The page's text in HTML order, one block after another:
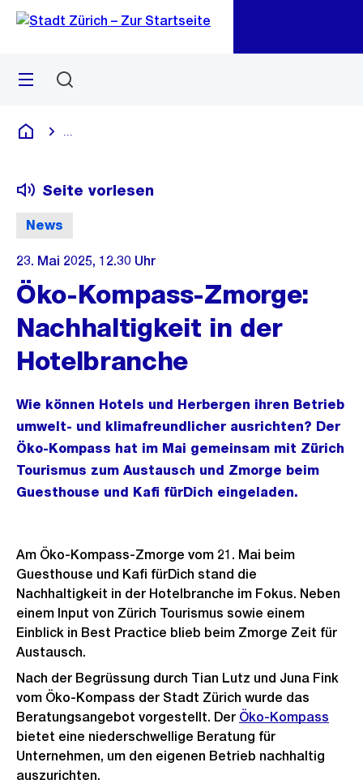
Navigation
Sprunglink
Menü
Deutsch
News
Seite vorlesen
23. Mai 2025, 12.30 Uhr
Öko-Kompass-Zmorge:
Nachhaltigkeit in der
Hotelbranche
Wie können Hotels und Herbergen ihren Betrieb
umwelt- und klimafreundlicher ausrichten? Der
Öko-Kompass hat im Mai gemeinsam mit Zürich
Tourismus zum Austausch und Zmorge beim
Guesthouse und Kafi fürDich eingeladen.
Am Öko-Kompass-Zmorge vom 21. Mai beim
Guesthouse und Kafi fürDich stand die
Nachhaltigkeit in der Hotelbranche im Fokus. Neben
einem Input von Zürich Tourismus sowie einem
Einblick in Best Practice blieb beim Zmorge Zeit für
Austausch.
Nach der Begrüssung durch Tian Lutz und Juna Fink
vom Öko-Kompass der Stadt Zürich wurde das
Beratungsangebot vorgestellt. Der Öko-Kompass
bietet eine niederschwellige Beratung für
Unternehmen, um den eigenen Betrieb nachhaltig
auszurichten.